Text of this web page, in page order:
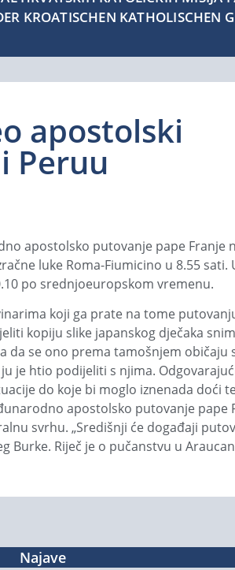
KROATISCHEN KATHOLISCHEN
apostolski
Peruu
apostolsko putovanje pape
luke Roma-Fiumicino u 8.55
po srednjoeuropskom vremenu.
koji ga prate na tome
kopiju slike japanskog dječaka
da se ono prema tamošnjem običaju
je htio podijeliti s njima.
do koje bi moglo iznenada doći
apostolsko putovanje pape
svrhu. „Središnji će događaji
Burke. Riječ je o pučanstvu u
Najave